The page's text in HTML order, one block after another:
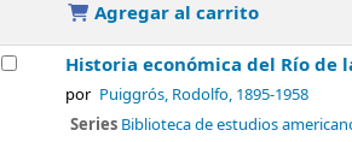
Agregar al carrito
Historia económica del Río de
por Puiggrós, Rodolfo, 1895-1958
Series Biblioteca de estudios